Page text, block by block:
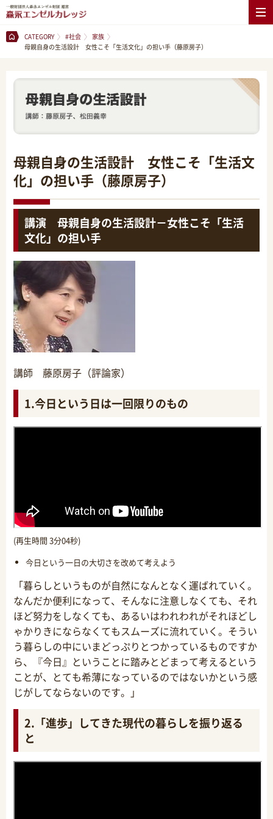
CATEGORY #社会
家族
母親自身の生活設計 女性こそ「生活文化」の担い手（藤原房子）
母親自身の生活設計 女性こそ「生活文
化」の担い手（藤原房子）
講演 母親自身の生活設計－女性こそ「生活
文化」の担い手
講師 藤原房子（評論家）
1.今日という日は一回限りのもの
(再生時間 3分04秒)
今日という一日の大切さを改めて考えよう
「暮らしというものが自然になんとなく運ばれていく。
なんだか便利になって、そんなに注意しなくても、それ
ほど努力をしなくても、あるいはわれわれがそれほどし
ゃかりきにならなくてもスムーズに流れていく。そうい
う暮らしの中にいまどっぷりとつかっているものですか
ら、『今日』ということに踏みとどまって考えるという
ことが、とても希薄になっているのではないかという感
じがしてならないのです。」
2.「進歩」してきた現代の暮らしを振り返る
と